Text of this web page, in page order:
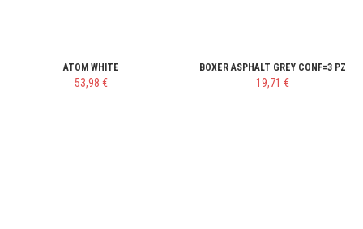
ATOM WHITE
53,98 €
BOXER ASPHALT GREY CONF=3 PZ
19,71 €